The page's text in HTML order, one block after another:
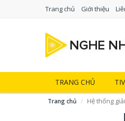
Trang chủ Giới thiệu
TRANG CHỦ
Trang chủ Hệ thống